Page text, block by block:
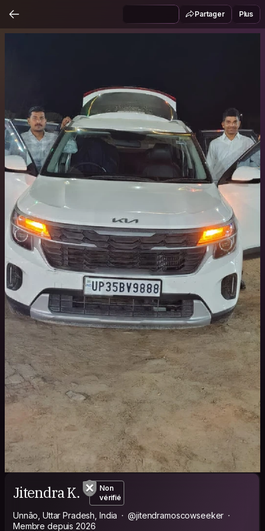
Partager Plus
Jitendra K.
Non
vérifié
Unnāo, Uttar Pradesh, India
@jitendramoscowseeker
Membre depuis 2026